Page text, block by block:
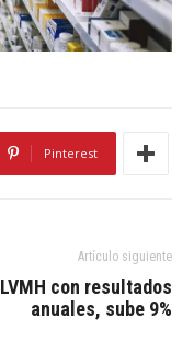
Pinterest
Artículo siguiente
LVMH con resultados
anuales, sube 9%